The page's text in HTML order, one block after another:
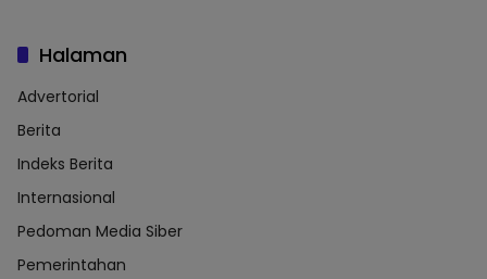
Halaman
Advertorial
Berita
Indeks Berita
Internasional
Pedoman Media Siber
Pemerintahan